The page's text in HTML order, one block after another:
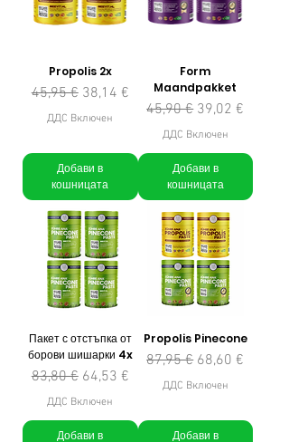
Propolis 2x
Редовна цена
45,95 € Продажна цена
38,14 €
ДДС Включен
Добави в
кошницата
Form
Maandpakket
Редовна цена
45,90 € Продажна цена
39,02 €
ДДС Включен
Добави в
кошницата
Пакет с отстъпка от
борови шишарки 4x
Редовна цена
83,80 € Продажна цена
64,53 €
ДДС Включен
Добави в
Propolis Pinecone
Редовна цена
87,95 € Продажна цена
68,60 €
ДДС Включен
Добави в